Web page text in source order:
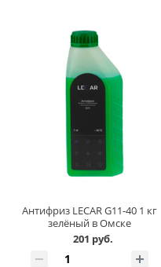
Антифриз LECAR G11-40 1 кг
зелёный в Омске
201 руб.